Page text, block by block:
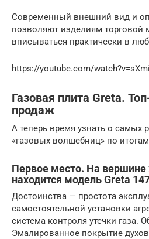
Современный внешний вид и
позволяют изделиям торговой
вписываться практически в
https://youtube.com/
Газовая плита Greta.
продаж
А теперь время узнать о самых
«газовых волшебниц» по итогам
Первое место. На вершине
находится модель Greta
Достоинства — простота
самостоятельной установки
система контроля утечки газа.
Эмалированное покрытие